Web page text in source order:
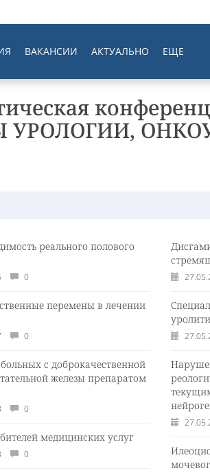
ВАКАНСИИ АКТУАЛЬНО ЕЩЕ
УРОЛОГИИ,
реального полового
0
перемены в лечении
0
с доброкачественной
железы препаратом
0
медицинских услуг
0